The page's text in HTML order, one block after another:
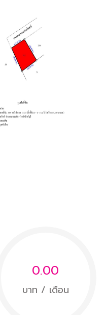
0.00
บาท / เดือน